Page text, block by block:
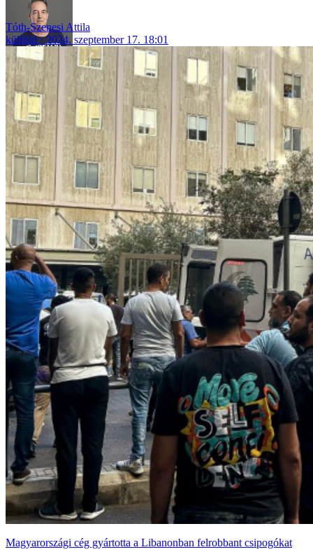
Tóth-Szenesi Attila
külföld
2024. szeptember 17. 18:01
Magyarországi cég gyártotta a Libanonban felrobbant csipogókat